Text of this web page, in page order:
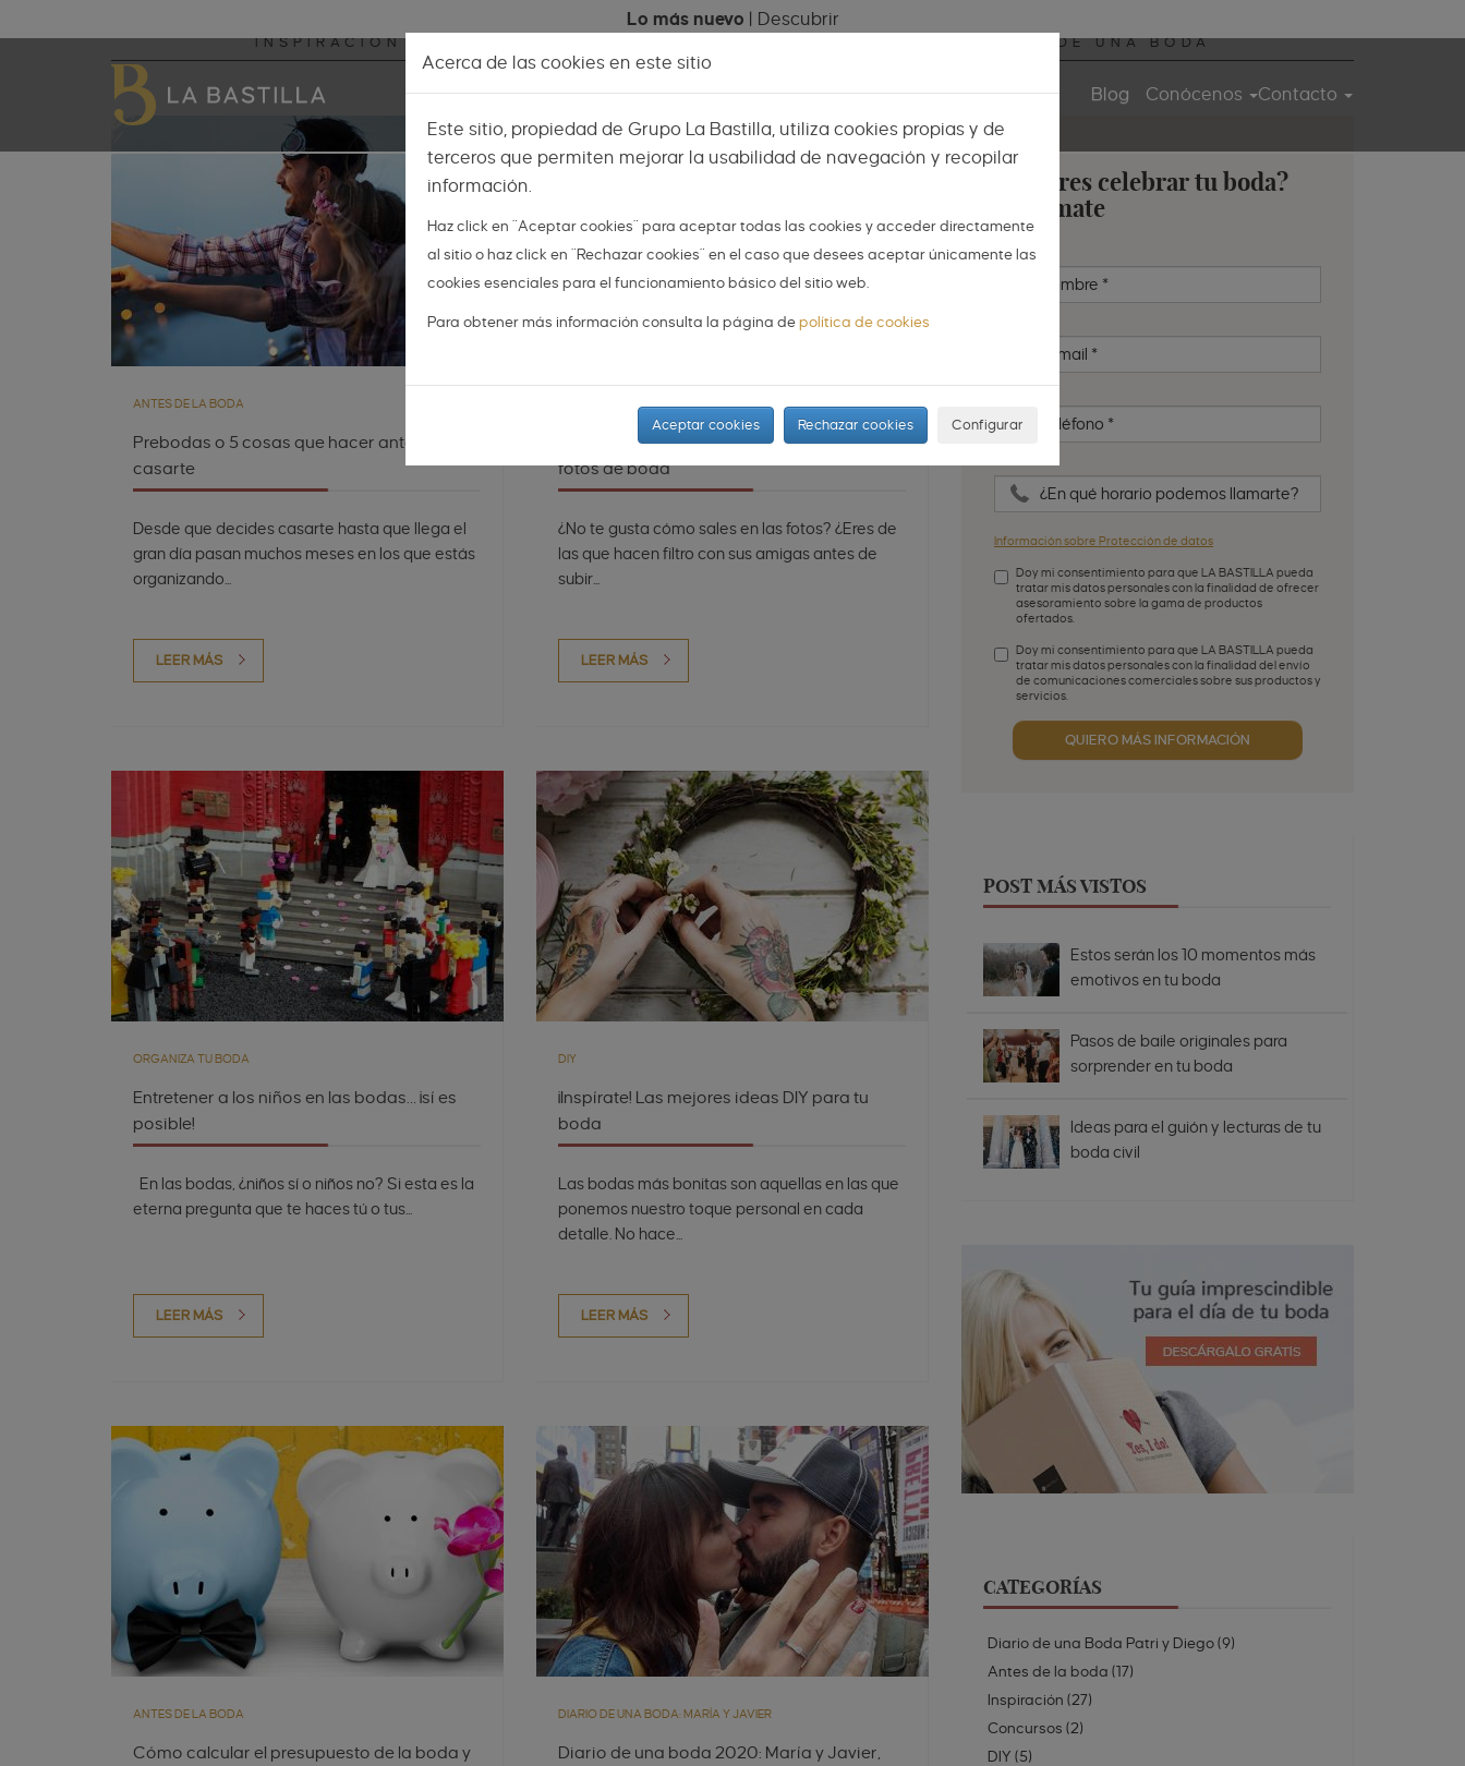
Lo más nuevo | Descubrir
Celebraciones Espacios Mi menú Visita guiada Blog Conócenos Contacto
INSPIRACIÓN DIARIO DE UNA BODA
ANTES DE LA BODA
Prebodas o 5 cosas que hacer antes de
casarte
Desde que decides casarte hasta que llega el
gran día pasan muchos meses en los que estás
organizando...
LEER MÁS
10 trucos infalibles para salir bien en las
fotos de boda
¿No te gusta cómo sales en las fotos? ¿Eres de
las que hacen filtro con sus amigas antes de
subir...
LEER MÁS
ORGANIZA TU BODA
Entretener a los niños en las bodas… ¡sí es
posible!
En las bodas, ¿niños sí o niños no? Si esta es la
eterna pregunta que te haces tú o tus...
LEER MÁS
DIY
¡Inspírate! Las mejores ideas DIY para tu
boda
Las bodas más bonitas son aquellas en las que
ponemos nuestro toque personal en cada
detalle. No hace...
LEER MÁS
ANTES DE LA BODA
Cómo calcular el presupuesto de la boda y
DIARIO DE UNA BODA: MARÍA Y JAVIER
Diario de una boda 2020: María y Javier,
¿Quieres celebrar tu boda?
Infórmate
Nombre *
E-mail *
Teléfono *
¿En qué horario podemos llamarte?
Información sobre Protección de datos
Doy mi consentimiento para que LA BASTILLA pueda
tratar mis datos personales con la finalidad de ofrecer
asesoramiento sobre la gama de productos
ofertados.
Aceptación de condiciones*
Doy mi consentimiento para que LA BASTILLA pueda
tratar mis datos personales con la finalidad del envío
de comunicaciones comerciales sobre sus productos y
servicios.
Aceptación publicidad
QUIERO MÁS INFORMACIÓN
POST MÁS VISTOS
Estos serán los 10 momentos más
emotivos en tu boda
Pasos de baile originales para
sorprender en tu boda
Ideas para el guión y lecturas de tu
boda civil
CATEGORÍAS
Diario de una Boda Patri y Diego(9)
Antes de la boda (17)
Inspiración (27)
Concursos (2)
DIY (5)
Acerca de las cookies en este sitio
Este sitio, propiedad de Grupo La Bastilla, utiliza cookies propias y de
terceros que permiten mejorar la usabilidad de navegación y recopilar
información.
Haz click en "Aceptar cookies" para aceptar todas las cookies y acceder directamente
al sitio o haz click en "Rechazar cookies" en el caso que desees aceptar únicamente las
cookies esenciales para el funcionamiento básico del sitio web.
Para obtener más información consulta la página depolítica de cookies
Aceptar cookies Rechazar cookies Configurar